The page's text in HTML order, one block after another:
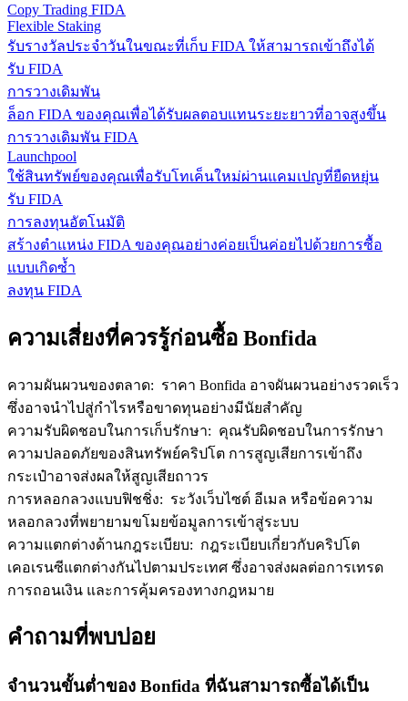
Copy Trading FIDA
Flexible Staking
รับรางวัลประจำวันในขณะที่เก็บ FIDA ให้สามารถเข้าถึงได้
รับ FIDA
การวางเดิมพัน
ล็อก FIDA ของคุณเพื่อได้รับผลตอบแทนระยะยาวที่อาจสูงขึ้น
การวางเดิมพัน FIDA
Launchpool
ใช้สินทรัพย์ของคุณเพื่อรับโทเค็นใหม่ผ่านแคมเปญที่ยืดหยุ่น
รับ FIDA
การลงทุนอัตโนมัติ
สร้างตำแหน่ง FIDA ของคุณอย่างค่อยเป็นค่อยไปด้วยการซื้อ
แบบเกิดซ้ำ
ลงทุน FIDA
ความเสี่ยงที่ควรรู้ก่อนซื้อ Bonfida
ความผันผวนของตลาด: ราคา Bonfida อาจผันผวนอย่างรวดเร็ว
ซึ่งอาจนำไปสู่กำไรหรือขาดทุนอย่างมีนัยสำคัญ
ความรับผิดชอบในการเก็บรักษา: คุณรับผิดชอบในการรักษา
ความปลอดภัยของสินทรัพย์คริปโต การสูญเสียการเข้าถึง
กระเป๋าอาจส่งผลให้สูญเสียถาวร
การหลอกลวงแบบฟิชชิ่ง: ระวังเว็บไซต์ อีเมล หรือข้อความ
หลอกลวงที่พยายามขโมยข้อมูลการเข้าสู่ระบบ
ความแตกต่างด้านกฎระเบียบ: กฎระเบียบเกี่ยวกับคริปโต
เคอเรนซีแตกต่างกันไปตามประเทศ ซึ่งอาจส่งผลต่อการเทรด
การถอนเงิน และการคุ้มครองทางกฎหมาย
คำถามที่พบบ่อย
จำนวนขั้นต่ำของ Bonfida ที่ฉันสามารถซื้อได้เป็น